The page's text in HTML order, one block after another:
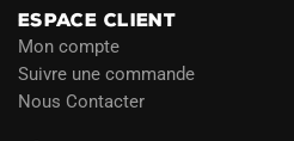
ESPACE CLIENT
Mon compte
Suivre une commande
Nous Contacter